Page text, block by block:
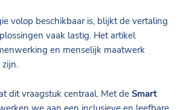
volop beschikbaar is, blijkt de vertaling
vaak lastig. Het artikel
en menselijk maatwerk
dit vraagstuk centraal. Met de Smart